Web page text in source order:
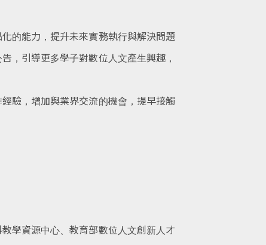
的能力，提升未來實務執行與解決問題
，引導更多學子對數位人文產生興趣，
驗，增加與業界交流的機會，提早接觸
學資源中心、教育部數位人文創新人才